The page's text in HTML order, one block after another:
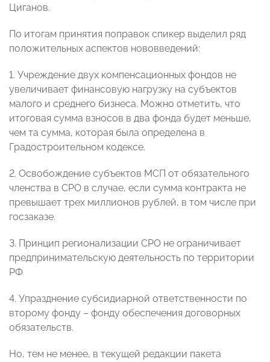
Циганов.
По итогам принятия поправок спикер выделил ряд
положительных аспектов нововведений:
1. Учреждение двух компенсационных фондов не
увеличивает финансовую нагрузку на субъектов
малого и среднего бизнеса. Можно отметить, что
итоговая сумма взносов в два фонда будет меньше,
чем та сумма, которая была определена в
Градостроительном кодексе.
2. Освобождение субъектов МСП от обязательного
членства в СРО в случае, если сумма контракта не
превышает трех миллионов рублей, в том числе при
госзаказе.
3. Принцип регионализации СРО не ограничивает
предпринимательскую деятельность по территории
РФ
4. Упразднение субсидиарной ответственности по
второму фонду – фонду обеспечения договорных
обязательств.
Но, тем не менее, в текущей редакции пакета